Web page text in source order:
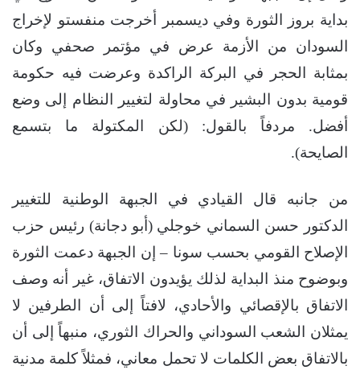
بداية بروز الثورة وفي ديسمبر أخرجت منفستو لإخراج
السودان من الأزمة عرض في مؤتمر صحفي وكان
بمثابة الحجر في البركة الراكدة وعرضت فيه حكومة
قومية بدون البشير في محاولة لتغيير النظام إلى وضع
أفضل. مردفاً بالقول: (لكن المكتولة ما بتسمع
الصايحة).
من جانبه قال القيادي في الجبهة الوطنية للتغيير
الدكتور حسن السماني خوجلي (أبو دجانة) رئيس حزب
الإصلاح القومي بحسب سونا – إن الجبهة دعمت الثورة
وبوضوح منذ البداية لذلك يؤيدون الاتفاق، غير أنه وصف
الاتفاق بالإقصائي والأحادي، لافتاً إلى أن الطرفين لا
يمثلان الشعب السوداني والحراك الثوري، منبهاً إلى أن
بالاتفاق بعض الكلمات لا تحمل معاني، فمثلاً كلمة مدنية